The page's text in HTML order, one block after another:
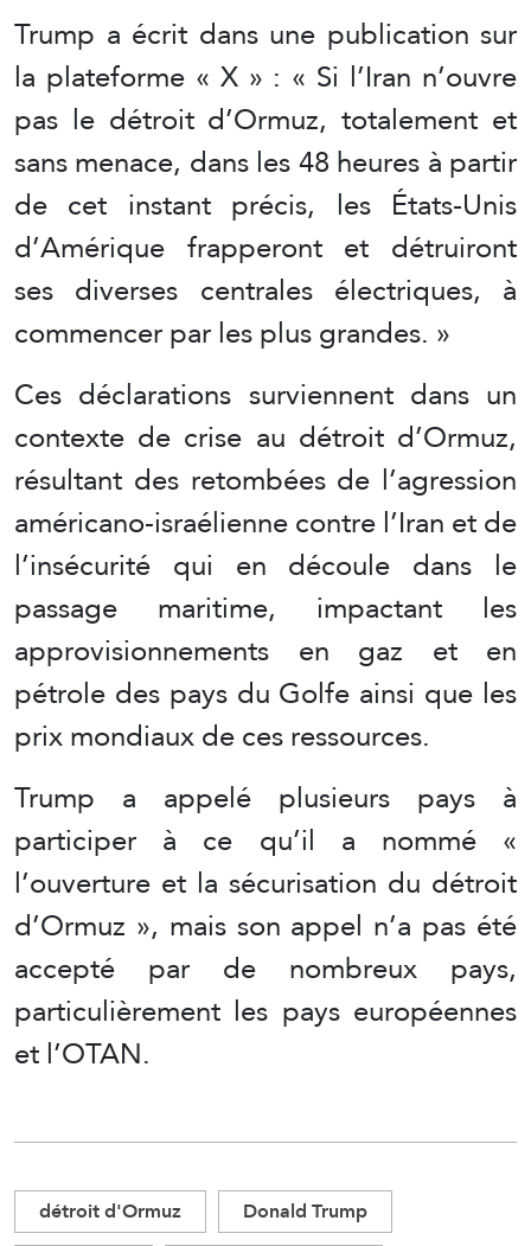
Trump a écrit dans une publication sur
la plateforme « X » : « Si l’Iran n’ouvre
pas le détroit d’Ormuz, totalement et
sans menace, dans les 48 heures à partir
de cet instant précis, les États-Unis
d’Amérique frapperont et détruiront
ses diverses centrales électriques, à
commencer par les plus grandes. »
Ces déclarations surviennent dans un
contexte de crise au détroit d’Ormuz,
résultant des retombées de l’agression
américano-israélienne contre l’Iran et de
l’insécurité qui en découle dans le
passage maritime, impactant les
approvisionnements en gaz et en
pétrole des pays du Golfe ainsi que les
prix mondiaux de ces ressources.
Trump a appelé plusieurs pays à
participer à ce qu’il a nommé «
l’ouverture et la sécurisation du détroit
d’Ormuz », mais son appel n’a pas été
accepté par de nombreux pays,
particulièrement les pays européennes
et l’OTAN.
détroit d'Ormuz Donald Trump